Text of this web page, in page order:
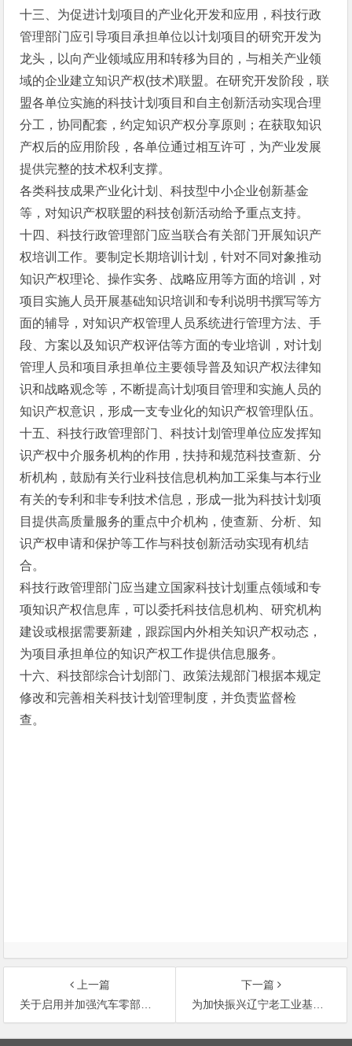
十三、为促进计划项目的产业化开发和应用，科技行政
管理部门应引导项目承担单位以计划项目的研究开发为
龙头，以向产业领域应用和转移为目的，与相关产业领
域的企业建立知识产权(技术)联盟。在研究开发阶段，联
盟各单位实施的科技计划项目和自主创新活动实现合理
分工，协同配套，约定知识产权分享原则；在获取知识
产权后的应用阶段，各单位通过相互许可，为产业发展
提供完整的技术权利支撑。
各类科技成果产业化计划、科技型中小企业创新基金
等，对知识产权联盟的科技创新活动给予重点支持。
十四、科技行政管理部门应当联合有关部门开展知识产
权培训工作。要制定长期培训计划，针对不同对象推动
知识产权理论、操作实务、战略应用等方面的培训，对
项目实施人员开展基础知识培训和专利说明书撰写等方
面的辅导，对知识产权管理人员系统进行管理方法、手
段、方案以及知识产权评估等方面的专业培训，对计划
管理人员和项目承担单位主要领导普及知识产权法律知
识和战略观念等，不断提高计划项目管理和实施人员的
知识产权意识，形成一支专业化的知识产权管理队伍。
十五、科技行政管理部门、科技计划管理单位应发挥知
识产权中介服务机构的作用，扶持和规范科技查新、分
析机构，鼓励有关行业科技信息机构加工采集与本行业
有关的专利和非专利技术信息，形成一批为科技计划项
目提供高质量服务的重点中介机构，使查新、分析、知
识产权申请和保护等工作与科技创新活动实现有机结
合。
科技行政管理部门应当建立国家科技计划重点领域和专
项知识产权信息库，可以委托科技信息机构、研究机构
建设或根据需要新建，跟踪国内外相关知识产权动态，
为项目承担单位的知识产权工作提供信息服务。
十六、科技部综合计划部门、政策法规部门根据本规定
修改和完善相关科技计划管理制度，并负责监督检
查。
上一篇
关于启用并加强汽车零部件再制造产品标志管理
下一篇
为加快振兴辽宁老工业基地提供服务和支撑《辽
文